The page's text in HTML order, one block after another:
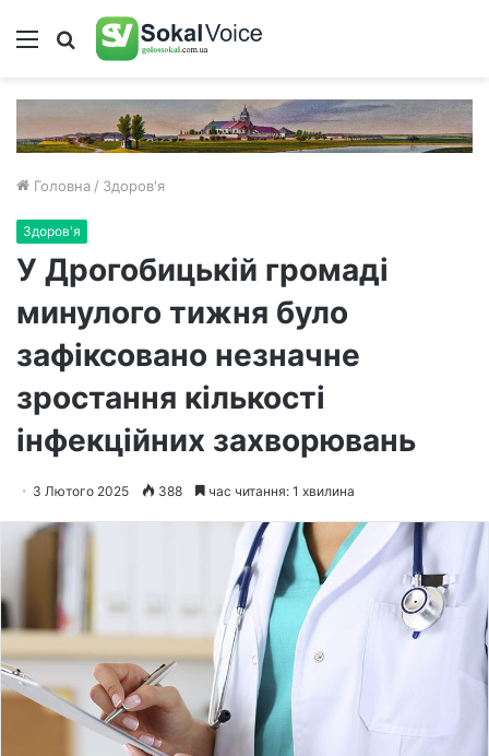
Меню Пошук
Головна / Здоров'я
Здоров'я
У Дрогобицькій громаді
минулого тижня було
зафіксовано незначне
зростання кількості
інфекційних захворювань
3 Лютого 2025 388 час читання: 1 хвилина